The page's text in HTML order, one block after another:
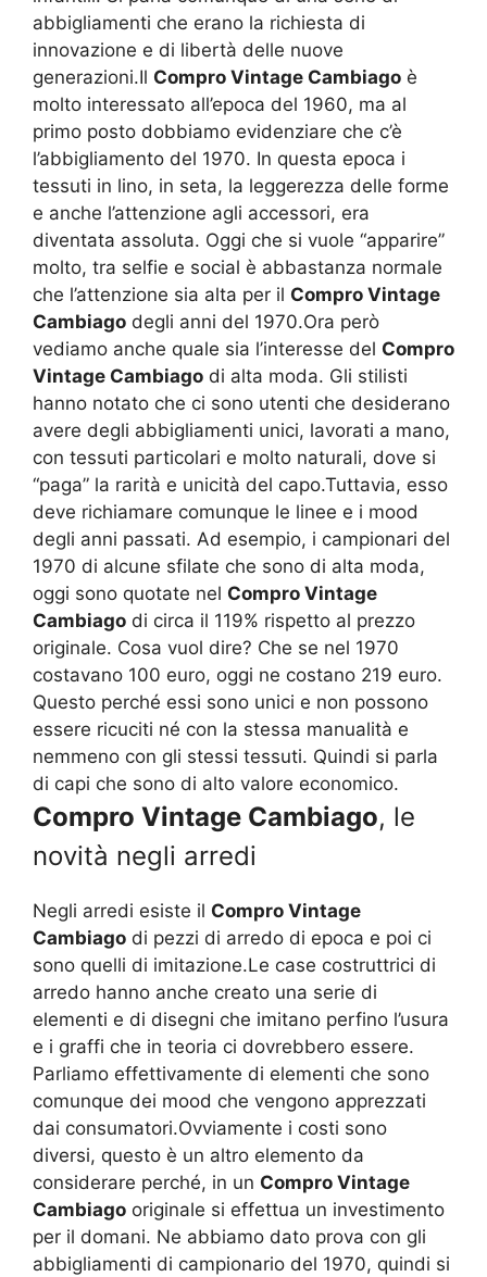
abbigliamenti che erano la richiesta di
innovazione e di libertà delle nuove
generazioni.Il Compro Vintage Cambiago è
molto interessato all’epoca del 1960, ma al
primo posto dobbiamo evidenziare che c’è
l’abbigliamento del 1970. In questa epoca i
tessuti in lino, in seta, la leggerezza delle forme
e anche l’attenzione agli accessori, era
diventata assoluta. Oggi che si vuole “apparire”
molto, tra selfie e social è abbastanza normale
che l’attenzione sia alta per il Compro Vintage
Cambiago degli anni del 1970.Ora però
vediamo anche quale sia l’interesse del Compro
Vintage Cambiago di alta moda. Gli stilisti
hanno notato che ci sono utenti che desiderano
avere degli abbigliamenti unici, lavorati a mano,
con tessuti particolari e molto naturali, dove si
“paga” la rarità e unicità del capo.Tuttavia, esso
deve richiamare comunque le linee e i mood
degli anni passati. Ad esempio, i campionari del
1970 di alcune sfilate che sono di alta moda,
oggi sono quotate nel Compro Vintage
Cambiago di circa il 119% rispetto al prezzo
originale. Cosa vuol dire? Che se nel 1970
costavano 100 euro, oggi ne costano 219 euro.
Questo perché essi sono unici e non possono
essere ricuciti né con la stessa manualità e
nemmeno con gli stessi tessuti. Quindi si parla
di capi che sono di alto valore economico.
Compro Vintage Cambiago, le
novità negli arredi
Negli arredi esiste il Compro Vintage
Cambiago di pezzi di arredo di epoca e poi ci
sono quelli di imitazione.Le case costruttrici di
arredo hanno anche creato una serie di
elementi e di disegni che imitano perfino l’usura
e i graffi che in teoria ci dovrebbero essere.
Parliamo effettivamente di elementi che sono
comunque dei mood che vengono apprezzati
dai consumatori.Ovviamente i costi sono
diversi, questo è un altro elemento da
considerare perché, in un Compro Vintage
Cambiago originale si effettua un investimento
per il domani. Ne abbiamo dato prova con gli
abbigliamenti di campionario del 1970, quindi si